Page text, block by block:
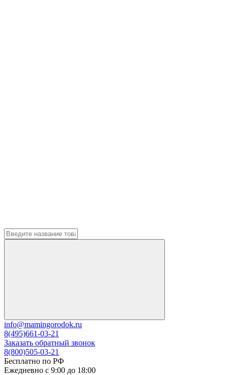
info@mamingorodok.ru
8(495)661-03-21
Заказать обратный звонок
8(800)505-03-21
Бесплатно по РФ
Ежедневно с 9:00 до 18:00